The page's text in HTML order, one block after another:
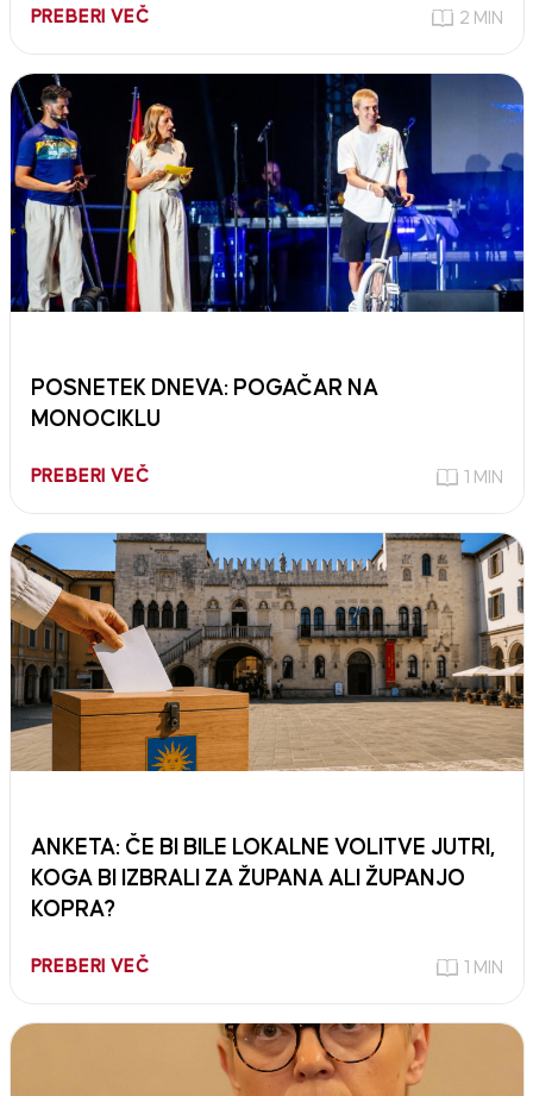
PREBERI VEČ 2 MIN
POSNETEK DNEVA: POGAČAR NA
MONOCIKLU
PREBERI VEČ 1 MIN
ANKETA: ČE BI BILE LOKALNE VOLITVE JUTRI,
KOGA BI IZBRALI ZA ŽUPANA ALI ŽUPANJO
KOPRA?
PREBERI VEČ 1 MIN